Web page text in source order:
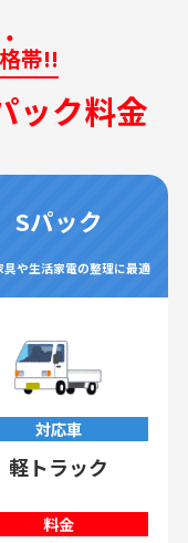
帯!!
ック料金
Sパック
具や生活家電の整理に最適
対応車
軽トラック
料金